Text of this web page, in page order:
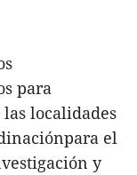
para
localidades
el
y